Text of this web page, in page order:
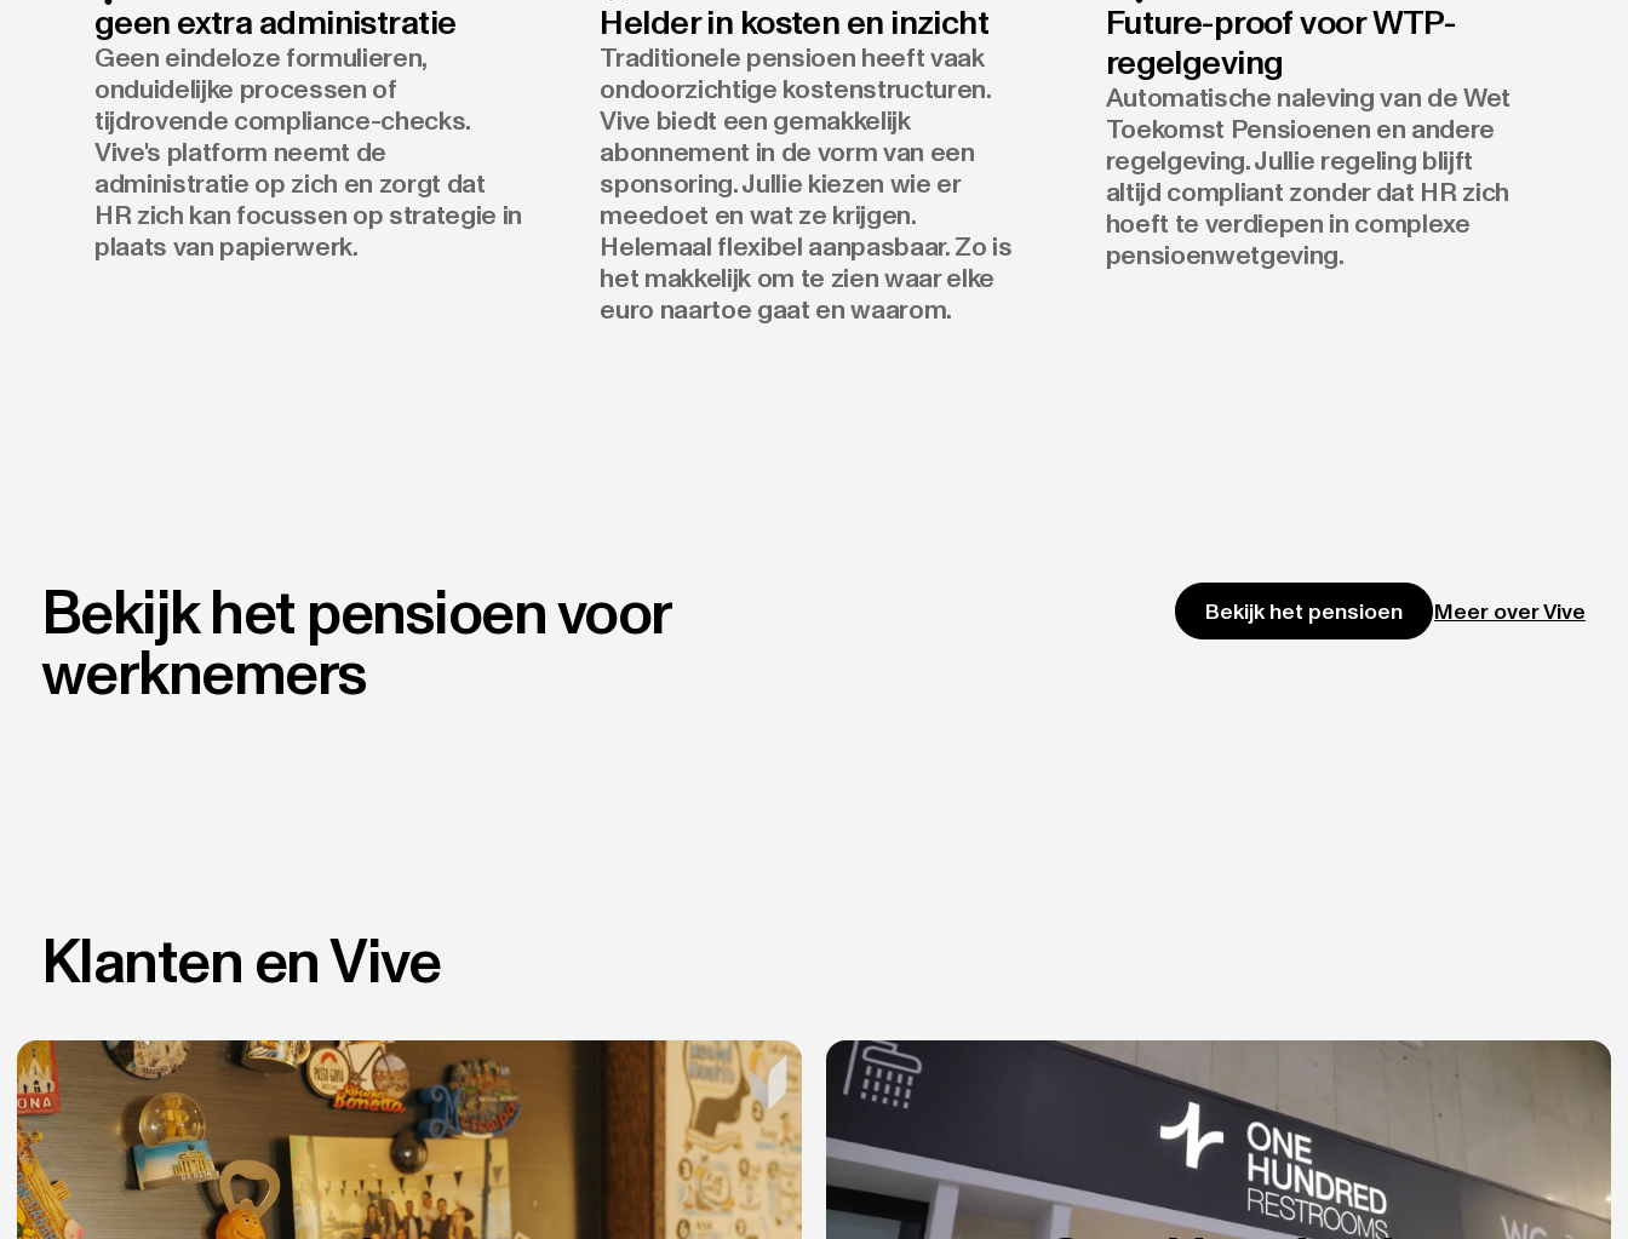
geen extra administratie
Geen eindeloze formulieren,
onduidelijke processen of
tijdrovende compliance-checks.
Vive's platform neemt de
administratie op zich en zorgt dat
HR zich kan focussen op strategie in
plaats van papierwerk.
Helder in kosten en inzicht
Traditionele pensioen heeft vaak
ondoorzichtige kostenstructuren.
Vive biedt een gemakkelijk
abonnement in de vorm van een
sponsoring. Jullie kiezen wie er
meedoet en wat ze krijgen.
Helemaal flexibel aanpasbaar. Zo is
het makkelijk om te zien waar elke
euro naartoe gaat en waarom.
Future-proof voor WTP-
regelgeving
Automatische naleving van de Wet
Toekomst Pensioenen en andere
regelgeving. Jullie regeling blijft
altijd compliant zonder dat HR zich
hoeft te verdiepen in complexe
pensioenwetgeving.
Bekijk het pensioen voor
werknemers
Bekijk het pensioen Meer over Vive
Klanten en Vive